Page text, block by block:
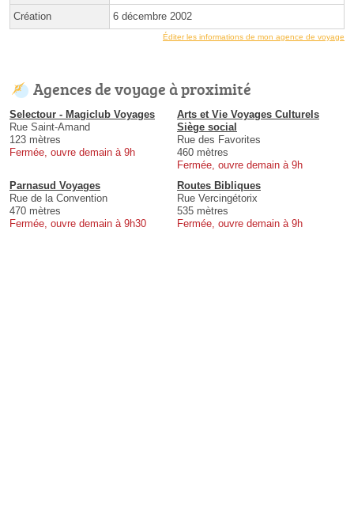
Création 6 décembre 2002
Éditer les informations de mon agence de voyage
Agences de voyage à proximité
Selectour - Magiclub Voyages
Rue Saint-Amand
123 mètres
Fermée, ouvre demain à 9h
Arts et Vie Voyages Culturels
Siège social
Rue des Favorites
460 mètres
Fermée, ouvre demain à 9h
Parnasud Voyages
Rue de la Convention
470 mètres
Fermée, ouvre demain à 9h30
Routes Bibliques
Rue Vercingétorix
535 mètres
Fermée, ouvre demain à 9h